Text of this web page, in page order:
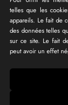
telles que les
appareils. Le fait de
des données telles
sur ce site. Le fait
peut avoir un effet